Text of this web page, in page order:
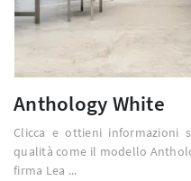
Anthology White
Clicca e ottieni informazioni
qualità come il modello
firma Lea ...